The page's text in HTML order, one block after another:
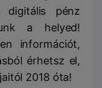
pénz
a helyed!
információt,
érhetsz el,
2018 óta!